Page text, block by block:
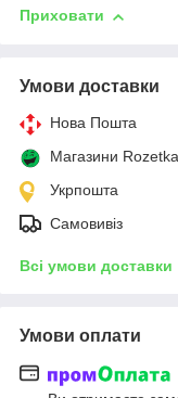
Приховати
Умови доставки
Нова Пошта
Магазини Rozetka
Укрпошта
Самовивіз
Всі умови доставки
Умови оплати